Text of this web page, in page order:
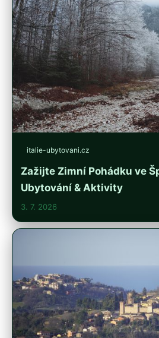
italie-ubytovani.cz
Zažijte Zimní Pohádku ve
Ubytování & Aktivity
3. 7. 2026